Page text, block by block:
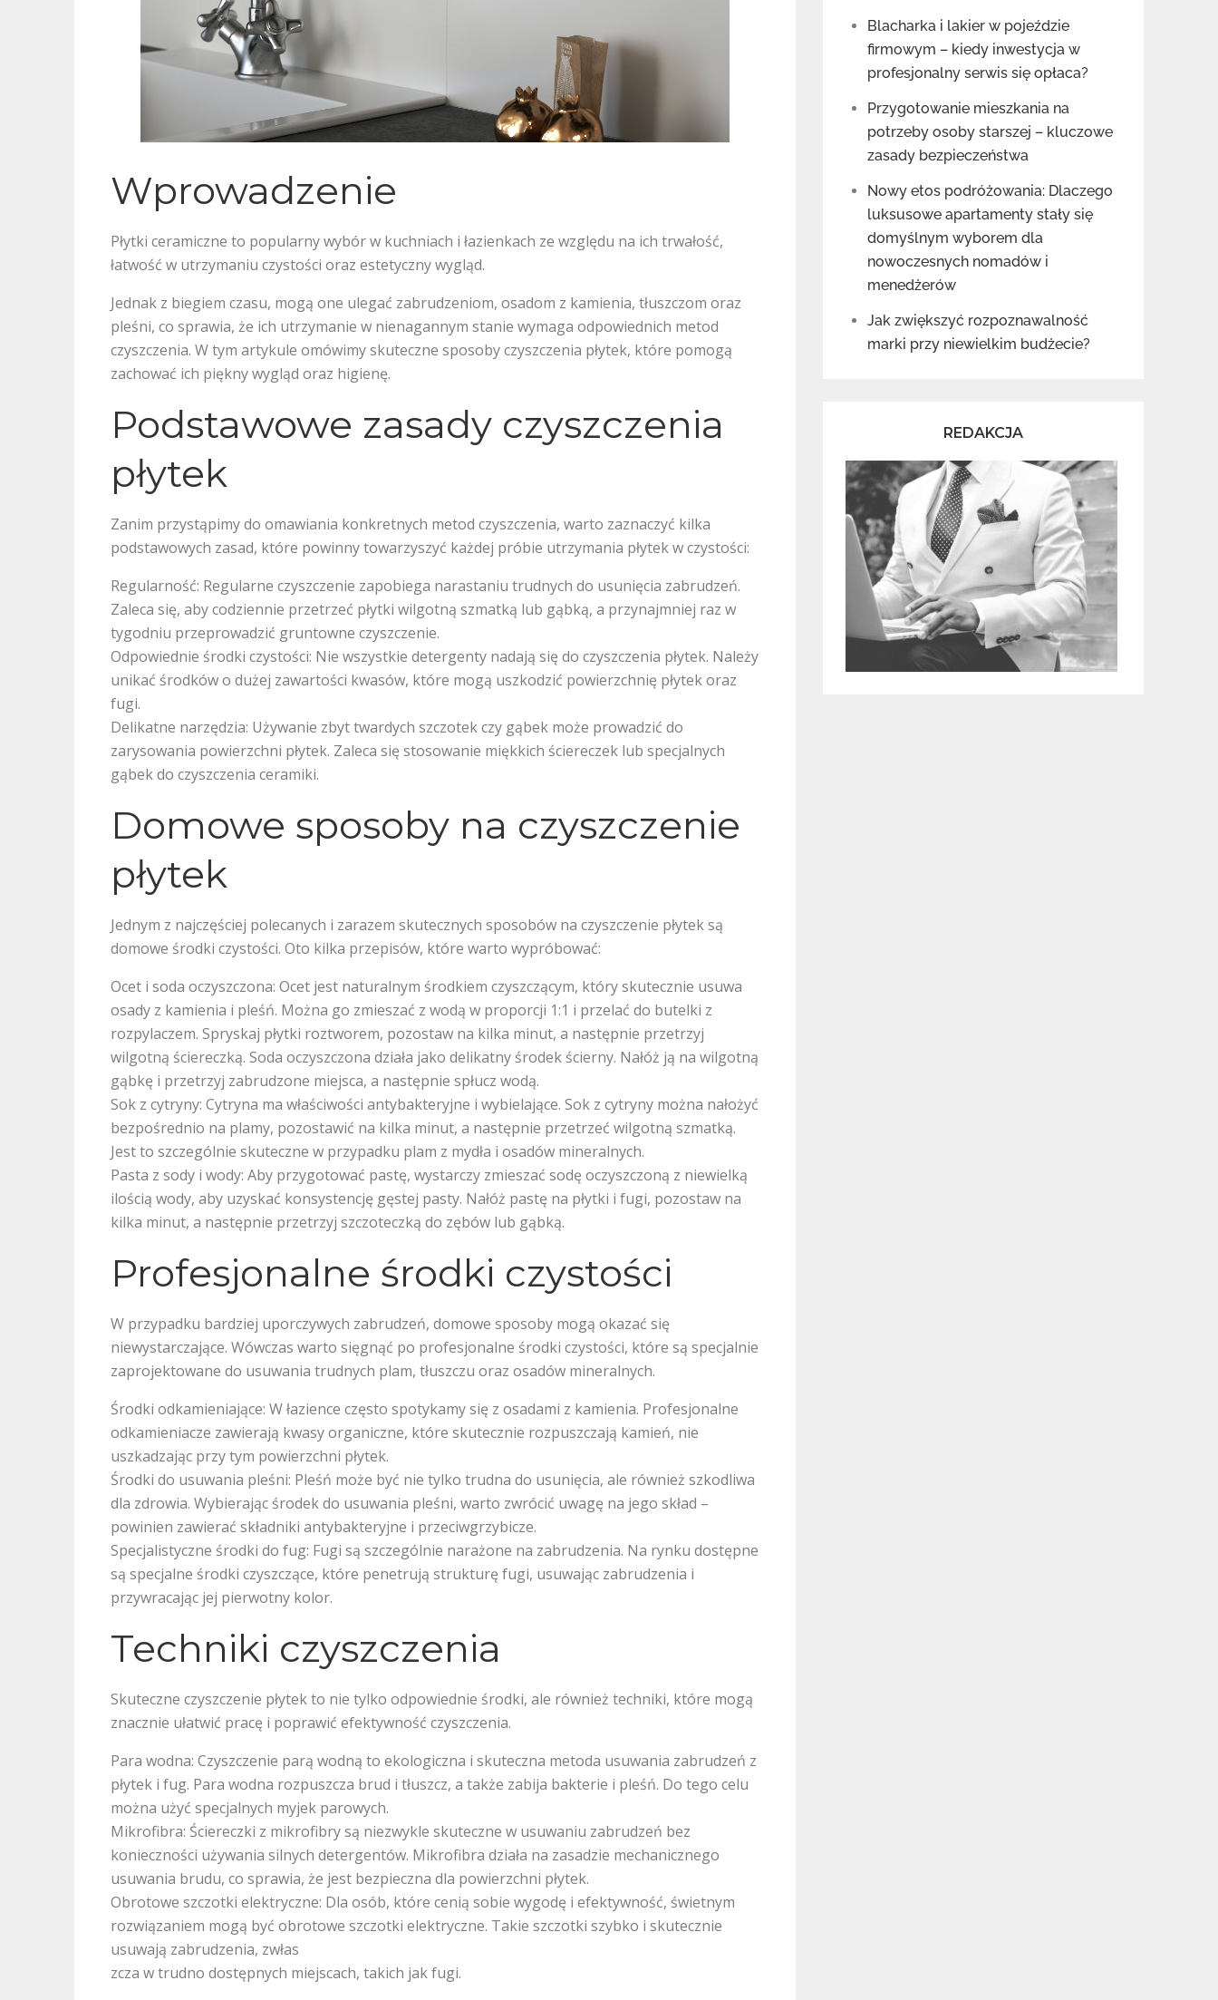
Wprowadzenie
Płytki ceramiczne to popularny wybór w kuchniach i łazienkach ze względu na ich trwałość,
łatwość w utrzymaniu czystości oraz estetyczny wygląd.
Jednak z biegiem czasu, mogą one ulegać zabrudzeniom, osadom z kamienia, tłuszczom oraz
pleśni, co sprawia, że ich utrzymanie w nienagannym stanie wymaga odpowiednich metod
czyszczenia. W tym artykule omówimy skuteczne sposoby czyszczenia płytek, które pomogą
zachować ich piękny wygląd oraz higienę.
Podstawowe zasady czyszczenia
płytek
Zanim przystąpimy do omawiania konkretnych metod czyszczenia, warto zaznaczyć kilka
podstawowych zasad, które powinny towarzyszyć każdej próbie utrzymania płytek w czystości:
Regularność: Regularne czyszczenie zapobiega narastaniu trudnych do usunięcia zabrudzeń.
Zaleca się, aby codziennie przetrzeć płytki wilgotną szmatką lub gąbką, a przynajmniej raz w
tygodniu przeprowadzić gruntowne czyszczenie.
Odpowiednie środki czystości: Nie wszystkie detergenty nadają się do czyszczenia płytek. Należy
unikać środków o dużej zawartości kwasów, które mogą uszkodzić powierzchnię płytek oraz
fugi.
Delikatne narzędzia: Używanie zbyt twardych szczotek czy gąbek może prowadzić do
zarysowania powierzchni płytek. Zaleca się stosowanie miękkich ściereczek lub specjalnych
gąbek do czyszczenia ceramiki.
Domowe sposoby na czyszczenie
płytek
Jednym z najczęściej polecanych i zarazem skutecznych sposobów na czyszczenie płytek są
domowe środki czystości. Oto kilka przepisów, które warto wypróbować:
Ocet i soda oczyszczona: Ocet jest naturalnym środkiem czyszczącym, który skutecznie usuwa
osady z kamienia i pleśń. Można go zmieszać z wodą w proporcji 1:1 i przelać do butelki z
rozpylaczem. Spryskaj płytki roztworem, pozostaw na kilka minut, a następnie przetrzyj
wilgotną ściereczką. Soda oczyszczona działa jako delikatny środek ścierny. Nałóż ją na wilgotną
gąbkę i przetrzyj zabrudzone miejsca, a następnie spłucz wodą.
Sok z cytryny: Cytryna ma właściwości antybakteryjne i wybielające. Sok z cytryny można nałożyć
bezpośrednio na plamy, pozostawić na kilka minut, a następnie przetrzeć wilgotną szmatką.
Jest to szczególnie skuteczne w przypadku plam z mydła i osadów mineralnych.
Pasta z sody i wody: Aby przygotować pastę, wystarczy zmieszać sodę oczyszczoną z niewielką
ilością wody, aby uzyskać konsystencję gęstej pasty. Nałóż pastę na płytki i fugi, pozostaw na
kilka minut, a następnie przetrzyj szczoteczką do zębów lub gąbką.
Profesjonalne środki czystości
W przypadku bardziej uporczywych zabrudzeń, domowe sposoby mogą okazać się
niewystarczające. Wówczas warto sięgnąć po profesjonalne środki czystości, które są specjalnie
zaprojektowane do usuwania trudnych plam, tłuszczu oraz osadów mineralnych.
Środki odkamieniające: W łazience często spotykamy się z osadami z kamienia. Profesjonalne
odkamieniacze zawierają kwasy organiczne, które skutecznie rozpuszczają kamień, nie
uszkadzając przy tym powierzchni płytek.
Środki do usuwania pleśni: Pleśń może być nie tylko trudna do usunięcia, ale również szkodliwa
dla zdrowia. Wybierając środek do usuwania pleśni, warto zwrócić uwagę na jego skład –
powinien zawierać składniki antybakteryjne i przeciwgrzybicze.
Specjalistyczne środki do fug: Fugi są szczególnie narażone na zabrudzenia. Na rynku dostępne
są specjalne środki czyszczące, które penetrują strukturę fugi, usuwając zabrudzenia i
przywracając jej pierwotny kolor.
Techniki czyszczenia
Skuteczne czyszczenie płytek to nie tylko odpowiednie środki, ale również techniki, które mogą
znacznie ułatwić pracę i poprawić efektywność czyszczenia.
Para wodna: Czyszczenie parą wodną to ekologiczna i skuteczna metoda usuwania zabrudzeń z
płytek i fug. Para wodna rozpuszcza brud i tłuszcz, a także zabija bakterie i pleśń. Do tego celu
można użyć specjalnych myjek parowych.
Mikrofibra: Ściereczki z mikrofibry są niezwykle skuteczne w usuwaniu zabrudzeń bez
konieczności używania silnych detergentów. Mikrofibra działa na zasadzie mechanicznego
usuwania brudu, co sprawia, że jest bezpieczna dla powierzchni płytek.
Obrotowe szczotki elektryczne: Dla osób, które cenią sobie wygodę i efektywność, świetnym
rozwiązaniem mogą być obrotowe szczotki elektryczne. Takie szczotki szybko i skutecznie
usuwają zabrudzenia, zwłas
zcza w trudno dostępnych miejscach, takich jak fugi.
Blacharka i lakier w pojeździe
firmowym – kiedy inwestycja w
profesjonalny serwis się opłaca?
Przygotowanie mieszkania na
potrzeby osoby starszej – kluczowe
zasady bezpieczeństwa
Nowy etos podróżowania: Dlaczego
luksusowe apartamenty stały się
domyślnym wyborem dla
nowoczesnych nomadów i
menedżerów
Jak zwiększyć rozpoznawalność
marki przy niewielkim budżecie?
REDAKCJA